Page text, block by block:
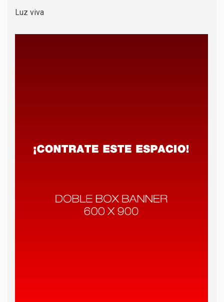
Luz viva